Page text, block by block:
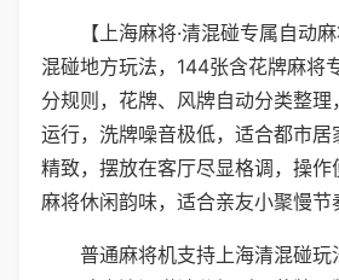
【上海麻将·清混碰专属自动
混碰地方玩法，144张含花牌麻将
分规则，花牌、风牌自动分类整
运行，洗牌噪音极低，适合都市
精致，摆放在客厅尽显格调，操
麻将休闲韵味，适合亲友小聚慢节
普通麻将机支持上海清混碰玩